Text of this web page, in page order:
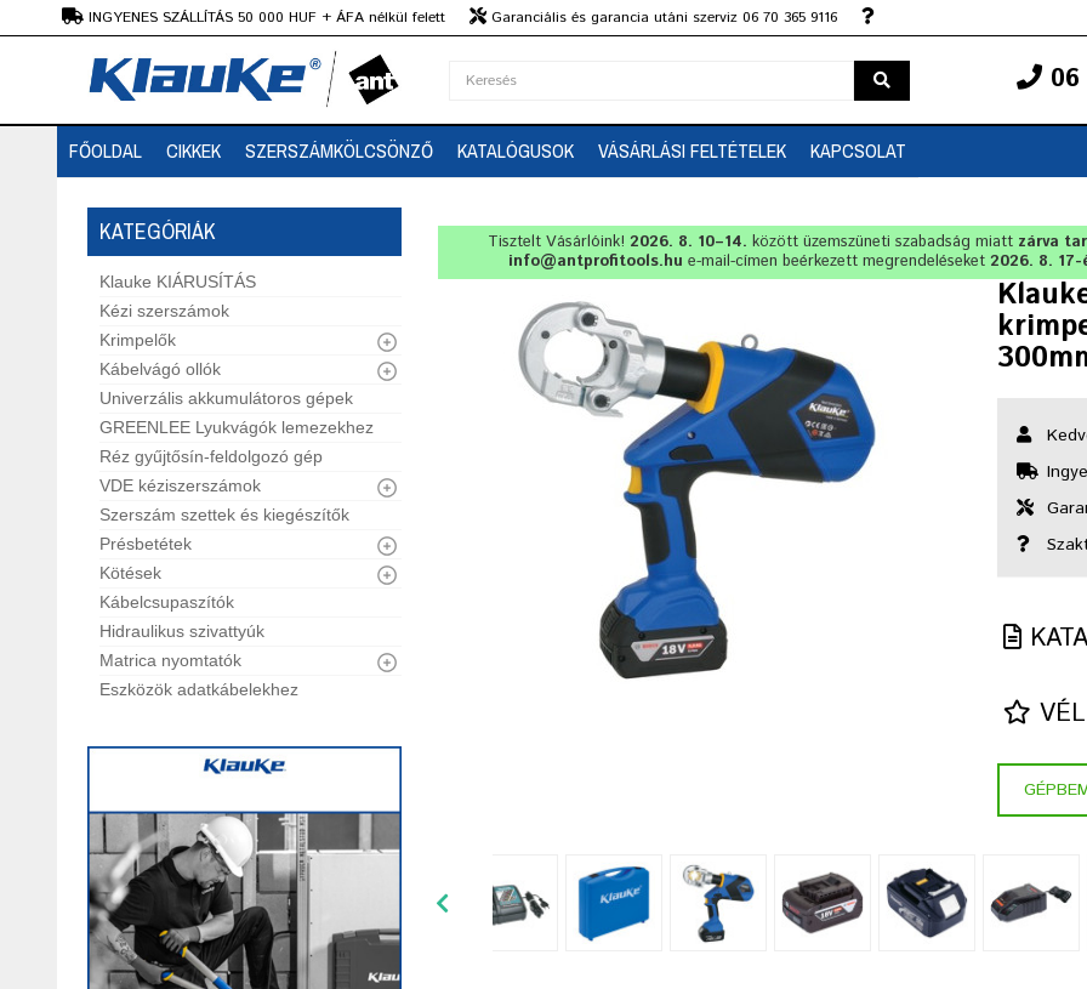
INGYENES SZÁLLÍTÁS 50 000 HUF + ÁFA nélkül felett
Garanciális és garancia utáni szerviz 06 70 365 9116
Szaktanácsadás
06
FŐOLDAL CIKKEK SZERSZÁMKÖLCSÖNZŐ KATALÓGUSOK VÁSÁRLÁSI FELTÉTELEK KAPCSOLAT
KATEGÓRIÁK
Klauke KIÁRUSÍTÁS
Kézi szerszámok
Krimpelők
Kábelvágó ollók
Univerzális akkumulátoros gépek
GREENLEE Lyukvágók lemezekhez
Réz gyűjtősín-feldolgozó gép
VDE kéziszerszámok
Szerszám szettek és kiegészítők
Présbetétek
Kötések
Kábelcsupaszítók
Hidraulikus szivattyúk
Matrica nyomtatók
Eszközök adatkábelekhez
Tisztelt Vásárlóink!2026. 8. 10–14. között üzemszüneti szabadság miatt zárva
info@antprofitools.hu e-mail-címen beérkezett megrendeléseket 2026. 8.